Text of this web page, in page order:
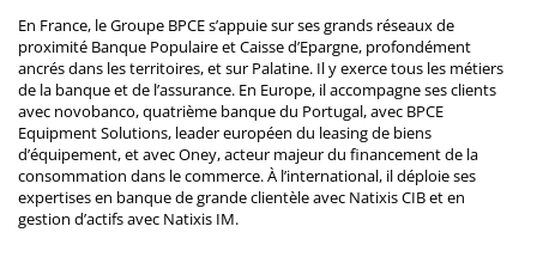
En France, le Groupe BPCE s’appuie sur ses grands réseaux de
proximité Banque Populaire et Caisse d’Epargne, profondément
ancrés dans les territoires, et sur Palatine. Il y exerce tous les métiers
de la banque et de l’assurance. En Europe, il accompagne ses clients
avec novobanco, quatrième banque du Portugal, avec BPCE
Equipment Solutions, leader européen du leasing de biens
d’équipement, et avec Oney, acteur majeur du financement de la
consommation dans le commerce. À l’international, il déploie ses
expertises en banque de grande clientèle avec Natixis CIB et en
gestion d’actifs avec Natixis IM.